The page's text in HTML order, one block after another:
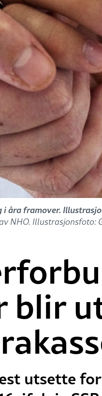
åra framover.
NHO. Illustrasjonsfoto:
blir
utsette